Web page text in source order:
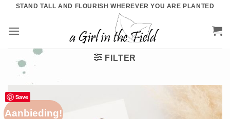
inhoud
STAND TALL AND FLOURISH WHEREVER YOU ARE PLANTED
FILTER
Save
Aanbieding!